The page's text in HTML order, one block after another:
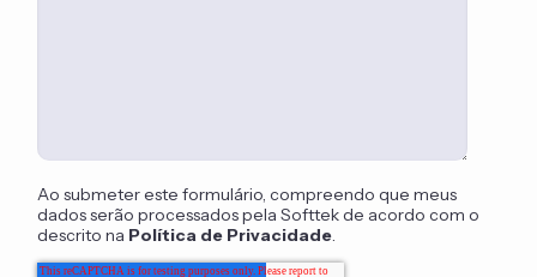
Ao submeter este formulário, compreendo que meus
dados serão processados pela Softtek de acordo com o
descrito na Política de Privacidade.